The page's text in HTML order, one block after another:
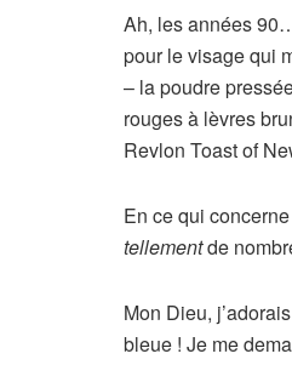
Ah, les années
pour le visage qui
– la poudre
rouges à lèvres
Revlon Toast of
En ce qui
tellementde
Mon Dieu,
bleue ! Je me